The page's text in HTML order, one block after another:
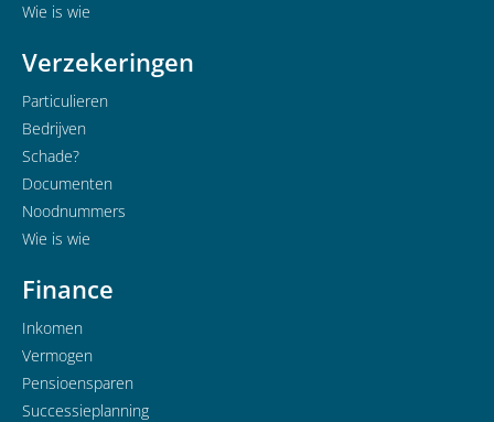
Wie is wie
Verzekeringen
Particulieren
Bedrijven
Schade?
Documenten
Noodnummers
Wie is wie
Finance
Inkomen
Vermogen
Pensioensparen
Successieplanning